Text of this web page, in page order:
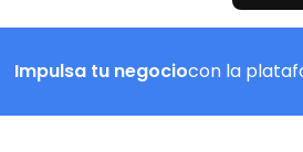
Impulsa tu negociocon la